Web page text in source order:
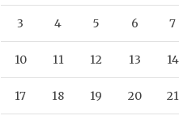
3 4 5 6 7
10 11 12 13 14
17 18 19 20 21